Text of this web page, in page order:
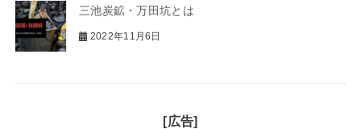
三池炭鉱・万田坑とは
2022年11月6日
[広告]